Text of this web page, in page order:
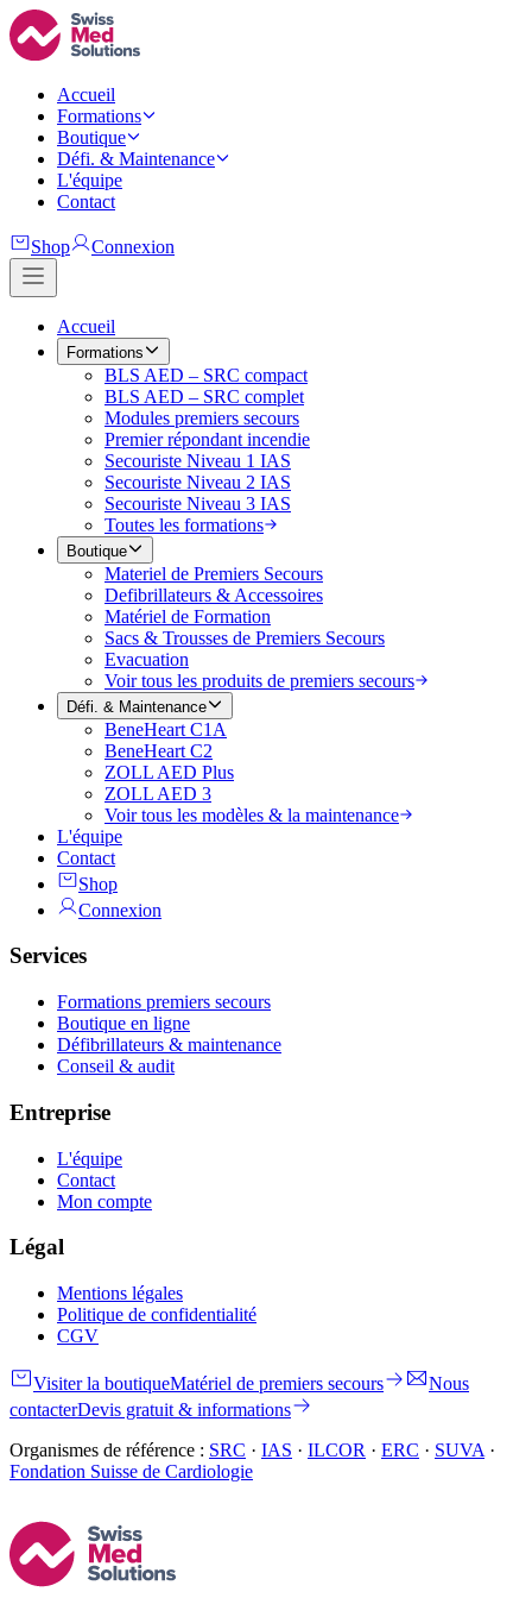
Accueil
Formations
Boutique
Défi. & Maintenance
L'équipe
Contact
Shop Connexion
Accueil
Formations
BLS AED – SRC compact
BLS AED – SRC complet
Modules premiers secours
Premier répondant incendie
Secouriste Niveau 1 IAS
Secouriste Niveau 2 IAS
Secouriste Niveau 3 IAS
Toutes les formations
Boutique
Materiel de Premiers Secours
Defibrillateurs & Accessoires
Matériel de Formation
Sacs & Trousses de Premiers Secours
Evacuation
Voir tous les produits de premiers secours
Défi. & Maintenance
BeneHeart C1A
BeneHeart C2
ZOLL AED Plus
ZOLL AED 3
Voir tous les modèles & la maintenance
L'équipe
Contact
Shop
Connexion
Services
Formations premiers secours
Boutique en ligne
Défibrillateurs & maintenance
Conseil & audit
Entreprise
L'équipe
Contact
Mon compte
Légal
Mentions légales
Politique de confidentialité
CGV
Visiter la boutiqueMatériel de premiers secours
Nous
contacterDevis gratuit & informations
Organismes de référence : SRC · IAS · ILCOR · ERC · SUVA ·
Fondation Suisse de Cardiologie